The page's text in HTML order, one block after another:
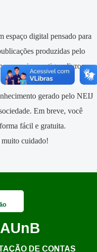
espaço digital pensado para
produzidas pelo
pesquisas, artigos, livros e
gerado pelo NEIJ
Em breve, você
fácil e gratuita.
muito cuidado!
UnB
DE CONTAS